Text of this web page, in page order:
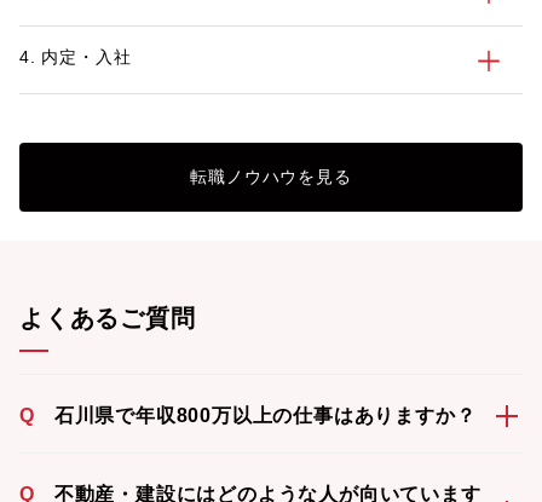
4. 内定・入社
転職ノウハウを見る
よくあるご質問
Q 石川県で年収800万以上の仕事はありますか？
Q
不動産・建設にはどのような人が向いています